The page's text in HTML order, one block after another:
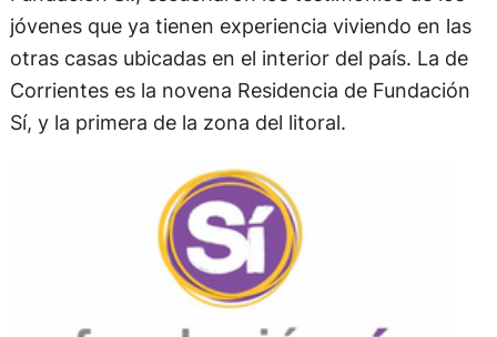
jóvenes que ya tienen experiencia viviendo en las
otras casas ubicadas en el interior del país. La de
Corrientes es la novena Residencia de Fundación
Sí, y la primera de la zona del litoral.